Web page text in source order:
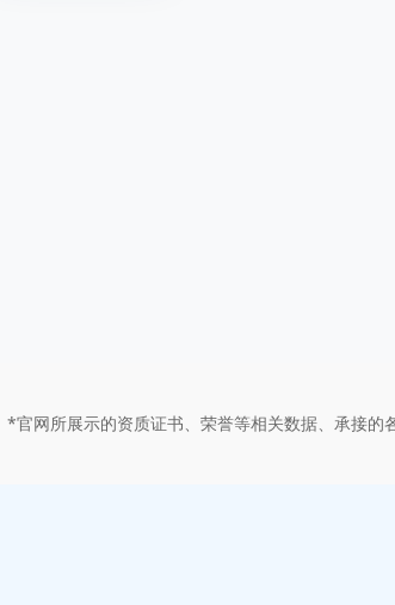
*官网所展示的资质证书、荣誉等相关数据、承接